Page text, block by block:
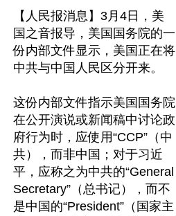
【人民报消息】3月4日，美
国之音报导，美国国务院的一
份内部文件显示，美国正在将
中共与中国人民区分开来。
这份内部文件指示美国国务院
在公开演说或新闻稿中讨论政
府行为时，应使用“CCP”（中
共），而非中国；对于习近
平，应称之为中共的“General
Secretary”（总书记），而不
是中国的“President”（国家主